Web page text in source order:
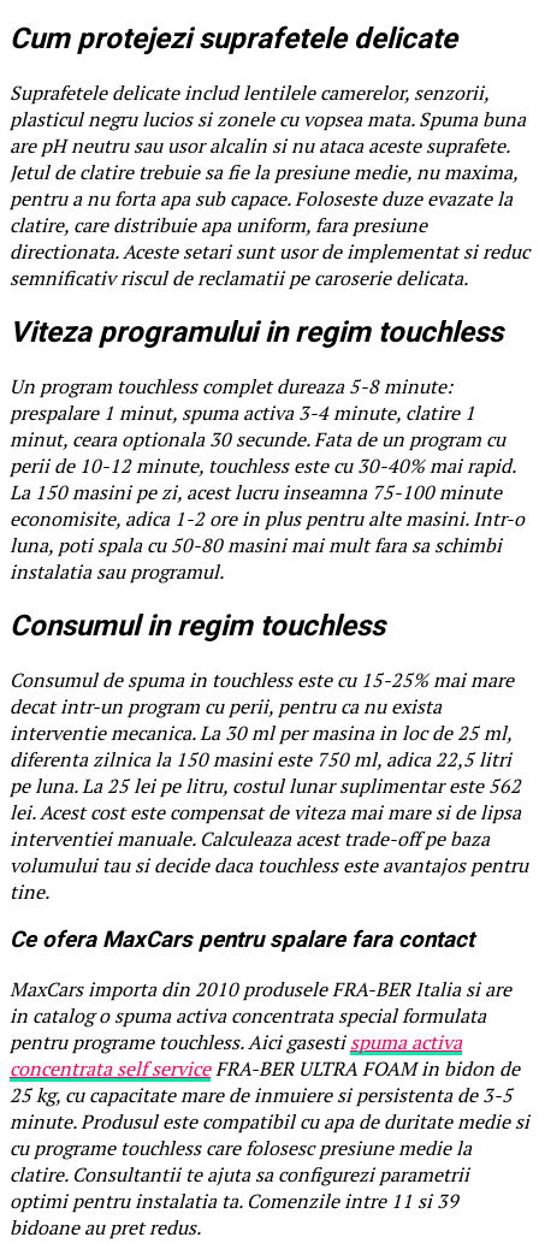
Cum protejezi suprafetele delicate
Suprafetele delicate includ lentilele camerelor, senzorii,
plasticul negru lucios si zonele cu vopsea mata. Spuma buna
are pH neutru sau usor alcalin si nu ataca aceste suprafete.
Jetul de clatire trebuie sa fie la presiune medie, nu maxima,
pentru a nu forta apa sub capace. Foloseste duze evazate la
clatire, care distribuie apa uniform, fara presiune
directionata. Aceste setari sunt usor de implementat si reduc
semnificativ riscul de reclamatii pe caroserie delicata.
Viteza programului in regim touchless
Un program touchless complet dureaza 5-8 minute:
prespalare 1 minut, spuma activa 3-4 minute, clatire 1
minut, ceara optionala 30 secunde. Fata de un program cu
perii de 10-12 minute, touchless este cu 30-40% mai rapid.
La 150 masini pe zi, acest lucru inseamna 75-100 minute
economisite, adica 1-2 ore in plus pentru alte masini. Intr-o
luna, poti spala cu 50-80 masini mai mult fara sa schimbi
instalatia sau programul.
Consumul in regim touchless
Consumul de spuma in touchless este cu 15-25% mai mare
decat intr-un program cu perii, pentru ca nu exista
interventie mecanica. La 30 ml per masina in loc de 25 ml,
diferenta zilnica la 150 masini este 750 ml, adica 22,5 litri
pe luna. La 25 lei pe litru, costul lunar suplimentar este 562
lei. Acest cost este compensat de viteza mai mare si de lipsa
interventiei manuale. Calculeaza acest trade-off pe baza
volumului tau si decide daca touchless este avantajos pentru
tine.
Ce ofera MaxCars pentru spalare fara contact
MaxCars importa din 2010 produsele FRA-BER Italia si are
in catalog o spuma activa concentrata special formulata
pentru programe touchless. Aici gasestispuma activa
concentrata self serviceFRA-BER ULTRA FOAM in bidon de
25 kg, cu capacitate mare de inmuiere si persistenta de 3-5
minute. Produsul este compatibil cu apa de duritate medie si
cu programe touchless care folosesc presiune medie la
clatire. Consultantii te ajuta sa configurezi parametrii
optimi pentru instalatia ta. Comenzile intre 11 si 39
bidoane au pret redus.